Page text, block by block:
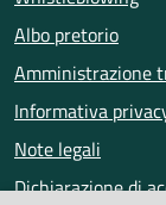
Albo pretorio
Amministrazione
Informativa
Note legali
Dichiarazione di